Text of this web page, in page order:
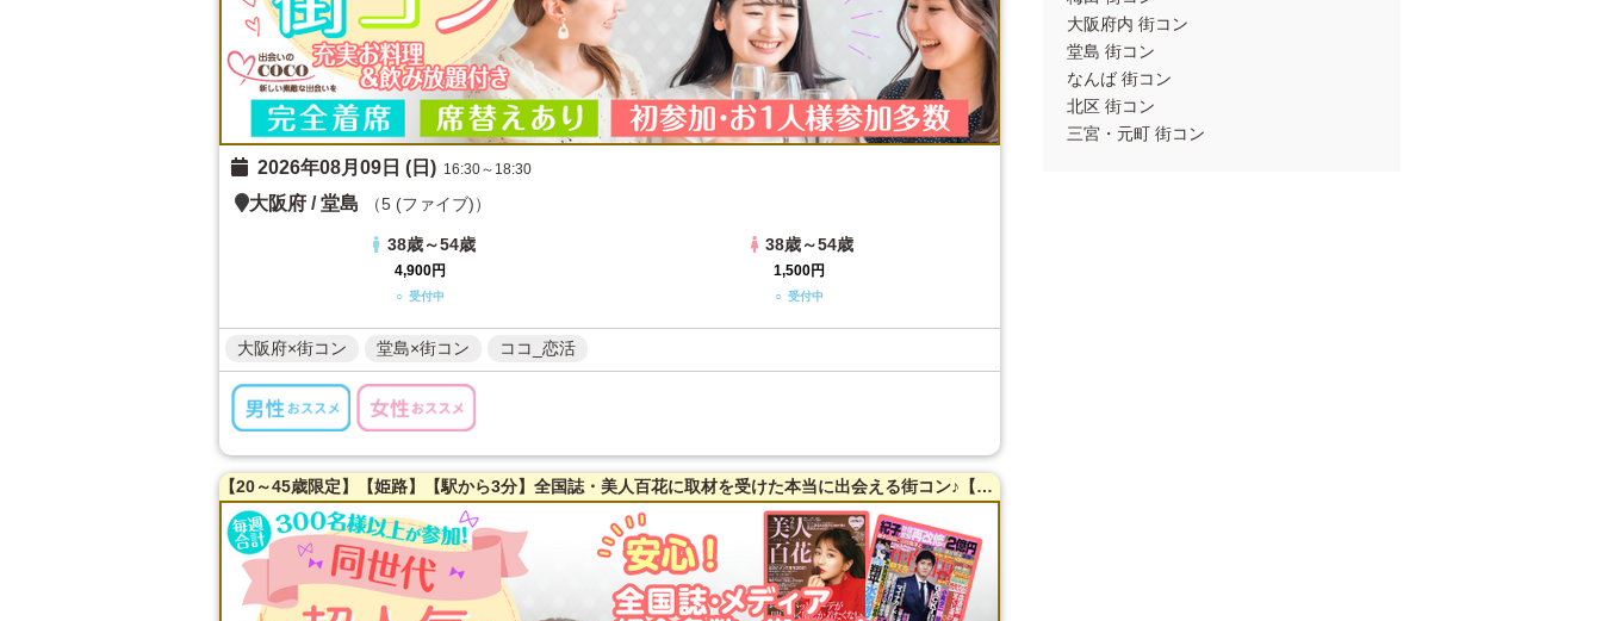
2026年08月09日 (日) 16:30～18:30
大阪府 /堂島 （5 (ファイブ)）
38歳～54歳
4,900円
○ 受付中
38歳～54歳
1,500円
○ 受付中
大阪府×街コン 堂島×街コン ココ_恋活
【20～45歳限定】【姫路】【駅から3分】全国誌・美人百花に取材を受けた本当に出会える街コン♪【インスタ映え確実‼︎話題のNewスポット】【新築居酒屋貸切】 【豊富なドリンクメニュー・一流のコース料理】【同世代】で楽しむ♪【カジュアルな雰囲気】LINE交換自由＆席替えあり！
大阪府内 街コン
堂島 街コン
なんば 街コン
北区 街コン
三宮・元町 街コン